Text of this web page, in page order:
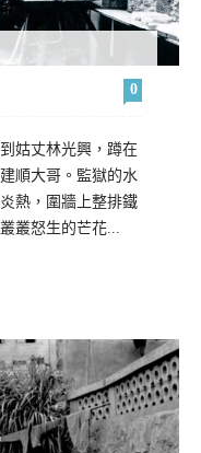
0
姑丈林光興，蹲在
順大哥。監獄的水
熱，圍牆上整排鐵
叢怒生的芒花...